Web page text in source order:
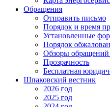
Обращения
Отправить письмо
Порядок и время
Установленные
Порядок
Обзоры
Прозрачность
Бесплатная
Шпаковский вестник
2026 год
2025 год